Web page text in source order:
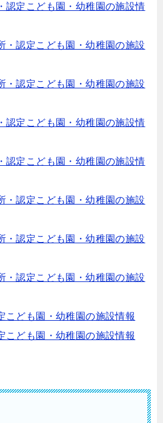
認定こども園・幼稚園の施設情
・認定こども園・幼稚園の施設
・認定こども園・幼稚園の施設
認定こども園・幼稚園の施設情
認定こども園・幼稚園の施設情
・認定こども園・幼稚園の施設
・認定こども園・幼稚園の施設
・認定こども園・幼稚園の施設
こども園・幼稚園の施設情報
こども園・幼稚園の施設情報